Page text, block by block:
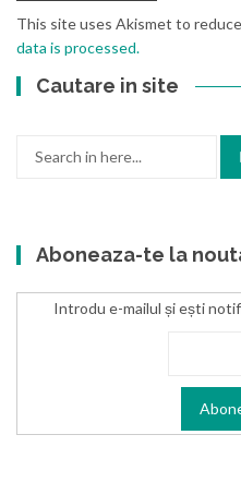
This site uses Akismet to
data is processed.
Cautare in site
Aboneaza-te la
Introdu e-mailul și ești